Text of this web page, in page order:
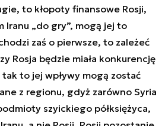
to kłopoty finansowe Rosji,
Iranu „do gry”, mogą jej to
zaś o pierwsze, to zależeć
Rosja będzie miała konkurencję
to jej wpływy mogą zostać
z regionu, gdyż zarówno Syria
szyickiego półksiężyca,